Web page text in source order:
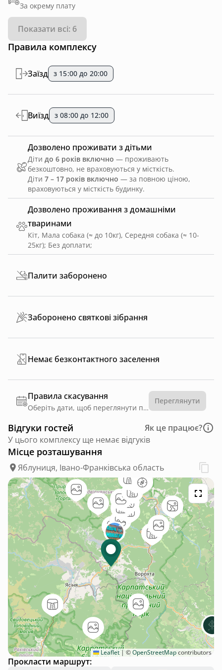
За окрему плату
Показати всі: 6
Правила комплексу
Дозволено проживання з домашніми
тваринами
Кіт, Мала собака (≈ до 10кг), Середня собака (≈ 10-
25кг); Без доплати;
Заїзд з 15:00 до 20:00
Виїзд з 08:00 до 12:00
Дозволено проживати з дітьми
Діти до 6 років включно — проживають
безкоштовно, не враховуються у місткість.
Діти 7 – 17 років включно — за повною ціною,
враховуються у місткість будинку.
Палити заборонено
Заборонено святкові зібрання
Немає безконтактного заселення
Правила скасування
Оберіть дати, щоб переглянути правила
Переглянути
Відгуки гостей
Як це працює?
У цього комплексу ще немає відгуків
Місце розташування
Яблуниця, Івано-Франківська область
Leaflet| ©OpenStreetMapcontributors
Прокласти маршрут: